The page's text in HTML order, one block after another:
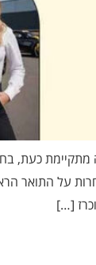
על התואר
[…]